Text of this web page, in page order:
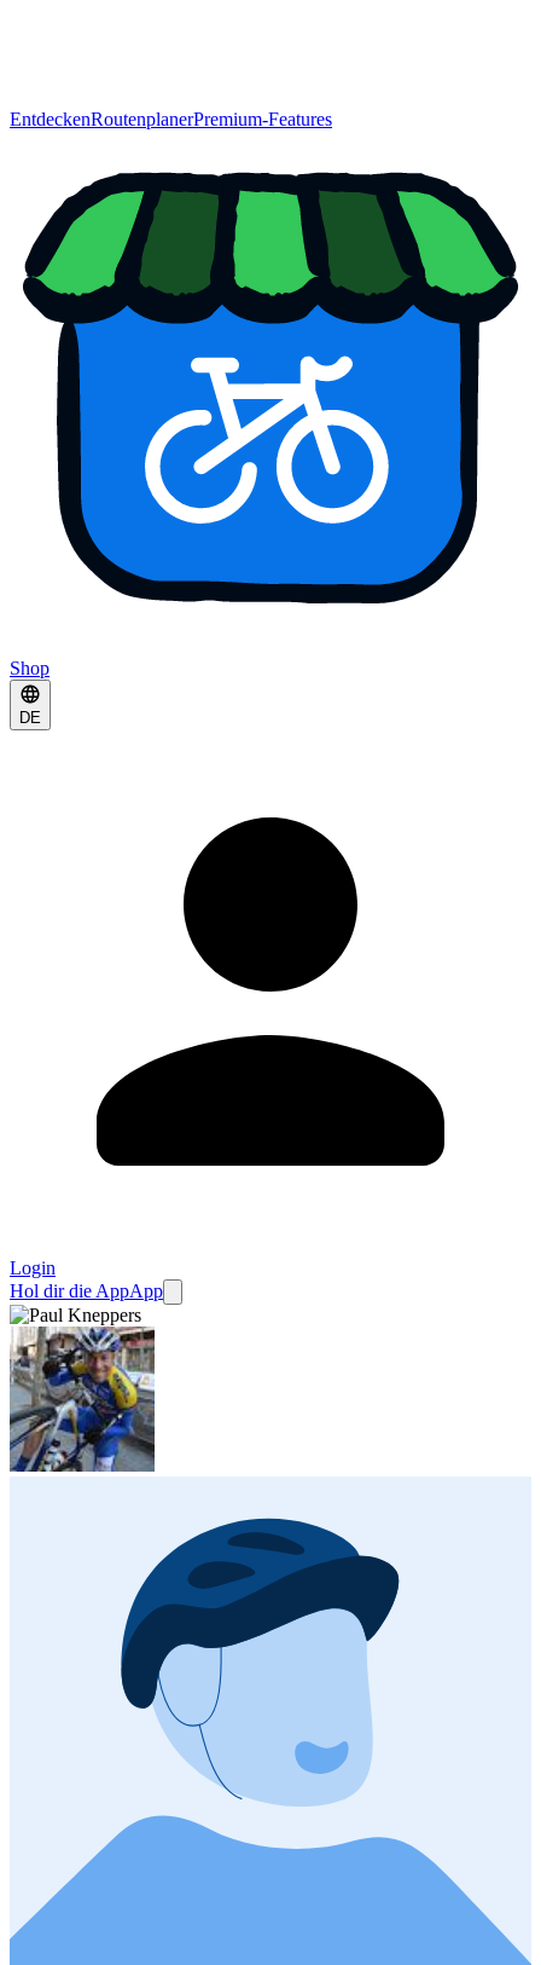
EntdeckenRoutenplanerPremium-Features
Shop
DE
Login
Hol dir die AppApp